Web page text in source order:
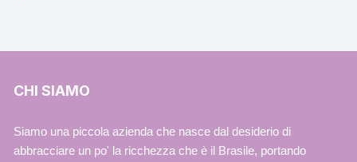
CHI SIAMO
Siamo una piccola azienda che nasce dal desiderio di
abbracciare un po' la ricchezza che è il Brasile, portando